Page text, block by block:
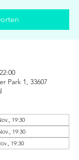
Park 1, 33607
19:30
19:30
19:30